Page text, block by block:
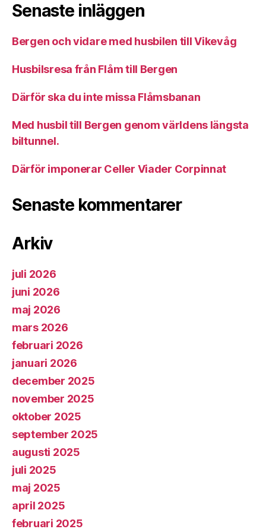
Senaste inläggen
Bergen och vidare med husbilen till Vikevåg
Husbilsresa från Flåm till Bergen
Därför ska du inte missa Flåmsbanan
Med husbil till Bergen genom världens längsta
biltunnel.
Därför imponerar Celler Viader Corpinnat
Senaste kommentarer
Arkiv
juli 2026
juni 2026
maj 2026
mars 2026
februari 2026
januari 2026
december 2025
november 2025
oktober 2025
september 2025
augusti 2025
juli 2025
maj 2025
april 2025
februari 2025